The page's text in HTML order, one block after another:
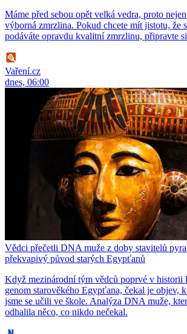
Máme před sebou opět velká vedra, proto
výborná zmrzlina. Pokud chcete mít jistotu, že
podáváte opravdu kvalitní zmrzlinu, připravte
Vaření.cz
dnes, 06:00
Vědci přečetli DNA muže z doby stavitelů
překvapivý původ starých Egypťanů
Když mezinárodní tým vědců poprvé v historii
genom starověkého Egypťana, čekal je objev,
jsme se učili ve škole. Analýza DNA muže,
odhalila něco, co nikdo nečekal.